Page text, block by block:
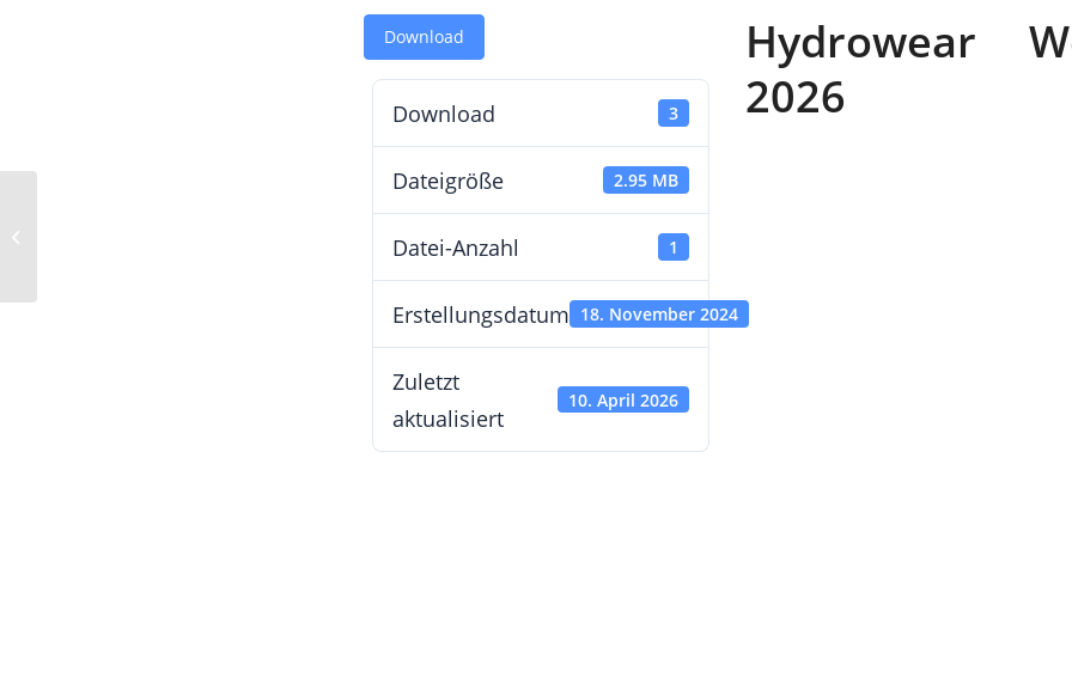
Download
Download 3
Dateigröße 2.95 MB
Datei-Anzahl 1
Erstellungsdatum 18. November 2024
Zuletzt
aktualisiert
10. April 2026
Hydrowear
2026